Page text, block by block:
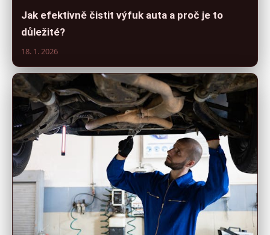
Jak efektivně čistit výfuk auta a proč je to
důležité?
18. 1. 2026